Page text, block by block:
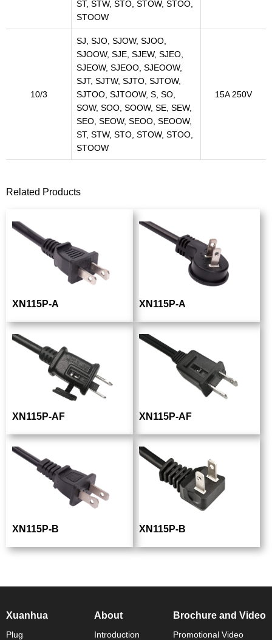
ST, STW, STO, STOW, STOO,
STOOW
10/3
SJ, SJO, SJOW, SJOO,
SJOOW, SJE, SJEW, SJEO,
SJEOW, SJEOO, SJEOOW,
SJT, SJTW, SJTO, SJTOW,
SJTOO, SJTOOW, S, SO,
SOW, SOO, SOOW, SE, SEW,
SEO, SEOW, SEOO, SEOOW,
ST, STW, STO, STOW, STOO,
STOOW
15A 250V
Related Products
XN115P-A XN115P-A
XN115P-AF XN115P-AF
XN115P-B XN115P-B
Xuanhua
Plug
About
Introduction
Brochure and Video
Promotional Video